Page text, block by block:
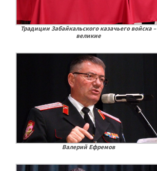
Традиции Забайкальского казачьего войска –
великие
Валерий Ефремов